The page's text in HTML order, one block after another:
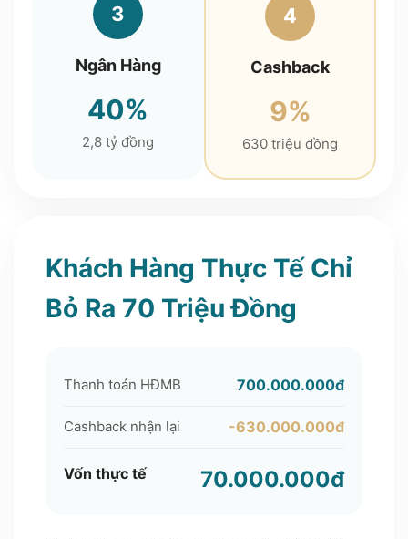
3
Ngân Hàng
40%
2,8 tỷ đồng
4
Cashback
9%
630 triệu đồng
Khách Hàng Thực Tế Chỉ
Bỏ Ra 70 Triệu Đồng
Thanh toán HĐMB 700.000.000đ
Cashback nhận lại -630.000.000đ
Vốn thực tế 70.000.000đ